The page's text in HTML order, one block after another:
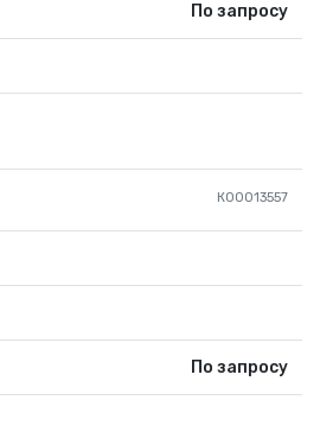
По запросу
К00013557
По запросу